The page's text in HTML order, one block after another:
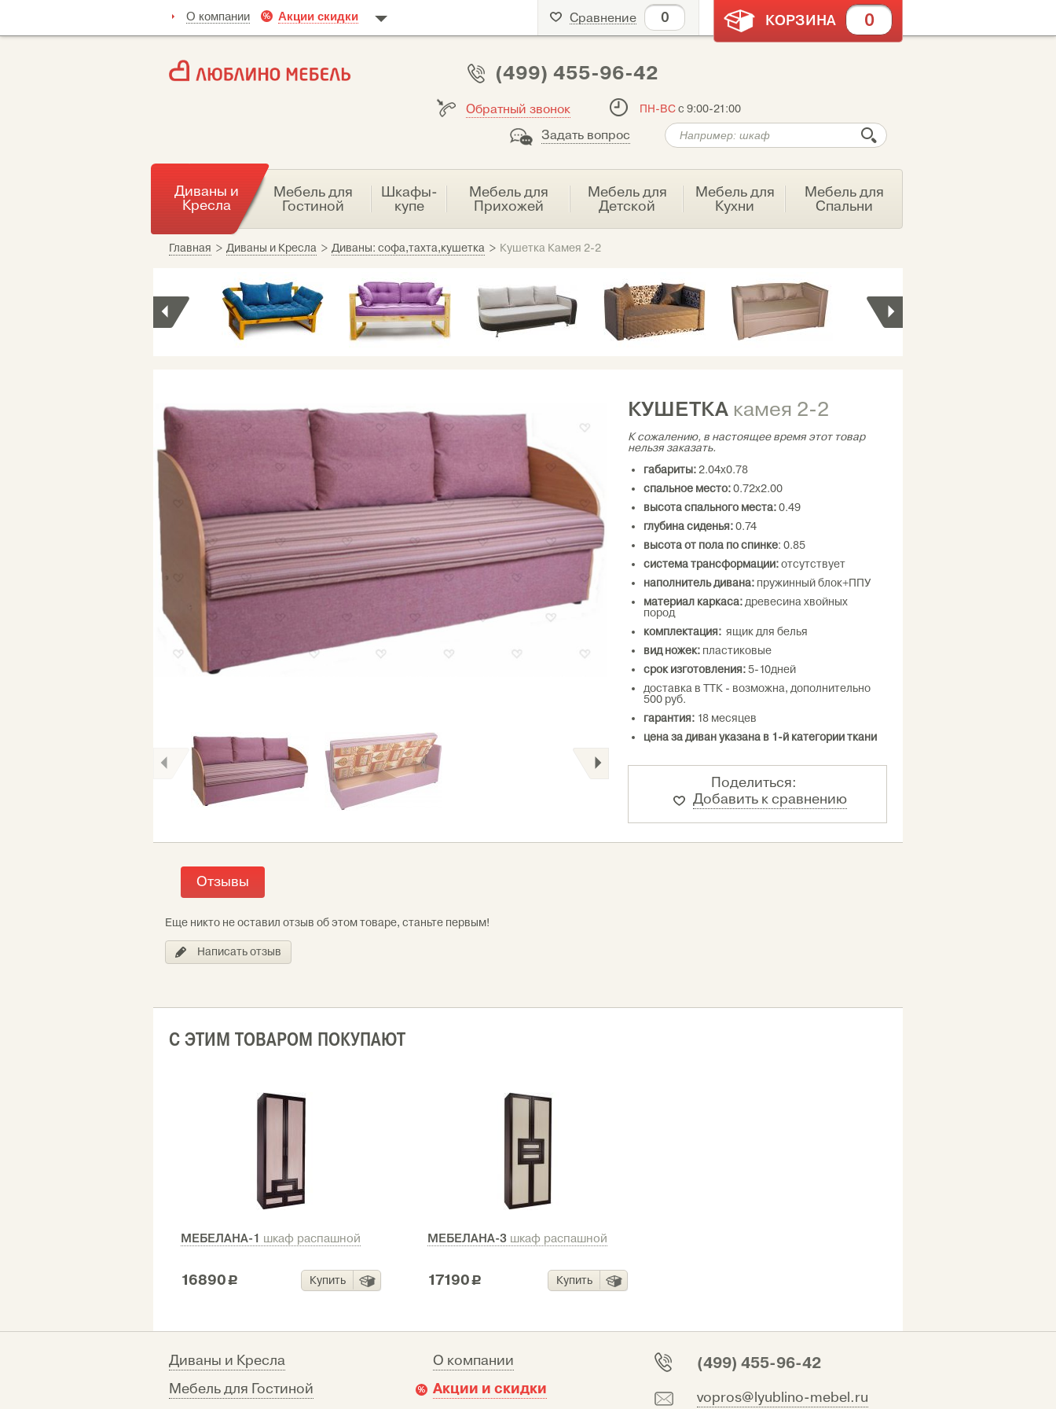
О компании Акции скидки Сравнение 0 КОРЗИНА 0
(499) 455-96-42
Обратный звонок ПН-ВСс 9:00-21:00
Задать вопрос
Диваны и
Кресла
Мебель для
Гостиной
Шкафы-
купе
Мебель для
Прихожей
Мебель для
Детской
Мебель для
Кухни
Мебель для
Спальни
Главная > Диваны и Кресла > Диваны: софа,тахта,кушетка > Кушетка Камея 2-2
КУШЕТКА камея 2-2
К сожалению, в настоящее время этот товар
нельзя заказать.
габариты: 2.04х0.78
спальное место:0.72х2.00
высота спального места:0.49
глубина сиденья:0.74
высота от пола по спинке: 0.85
система трансформации:отсутствует
наполнитель дивана: пружинный блок+ППУ
материал каркаса:древесина хвойных
пород
комплектация: ящик для белья
вид ножек: пластиковые
срок изготовления:5-10дней
доставка в ТТК - возможна, дополнительно
500 руб.
гарантия: 18 месяцев
цена за диван указана в 1-й категории ткани
Поделиться:
Добавить к сравнению
Отзывы
Еще никто не оставил отзыв об этом товаре, станьте первым!
Написать отзыв
С ЭТИМ ТОВАРОМ ПОКУПАЮТ
МЕБЕЛАНА-1 шкаф распашной
16890 c Купить
МЕБЕЛАНА-3 шкаф распашной
17190 c Купить
Диваны и Кресла
Мебель для Гостиной
О компании
Акции и скидки
(499) 455-96-42
vopros@lyublino-mebel.ru